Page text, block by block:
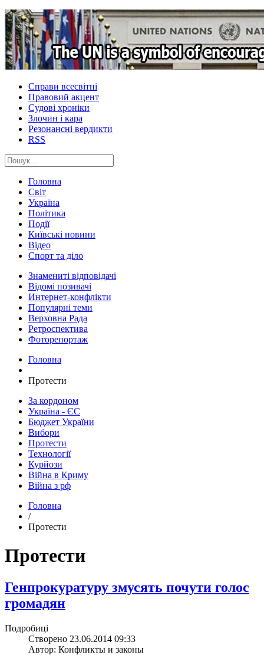
Справи всесвітні
Правовий акцент
Судові хроніки
Злочин і кара
Резонансні вердикти
RSS
Головна
Світ
Україна
Політика
Події
Київські новини
Відео
Спорт та діло
Знамениті відповідачі
Відомі позивачі
Интернет-конфлікти
Популярні теми
Верховна Рада
Ретроспектива
Фоторепортаж
Головна
Протести
За кордоном
Україна - ЄС
Бюджет України
Вибори
Протести
Технології
Курйози
Війна в Криму
Війна з рф
Головна
/
Протести
Протести
Генпрокуратуру змусять почути голос
громадян
Подробиці
Створено 23.06.2014 09:33
Автор: Конфликты и законы